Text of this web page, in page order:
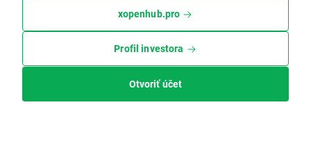
xopenhub.pro
Profil investora
Otvoriť účet